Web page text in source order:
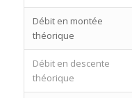
Débit en montée
théorique
Débit en descente
théorique